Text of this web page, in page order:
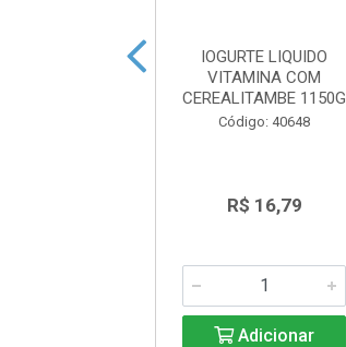
IOGURTE LIQUIDO
VITAMINA COM
CEREALITAMBE 1150G
Código: 40648
R$ 16,79
Adicionar